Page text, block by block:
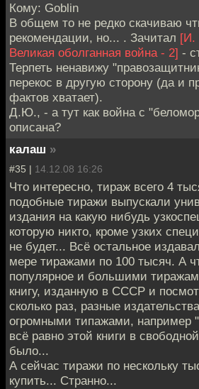
Кому: Goblin
В общем то не редко скачиваю
рекомендации, но... . Зачитал [И.
Великая оболганная война - 2] -
Терпеть ненавижу
перекос в другую сторону (да и
фактов хватает).
Д.Ю., - а тут как война с
описана?
калаш »
#35 | 14.12.08 16:26
Что интересно, тираж всего 4
подобные тиражи выпускали
издания на какую нибудь
которую никто, кроме узких
не будет... Всё остальное
мере тиражами по 100 тысяч. А
популярное и большими
книгу, изданную в СССР и
сколько раз, разные
огромными типажами, например
всё равно этой книги в
было...
А сейчас тиражи по нескольку
купить... Странно...